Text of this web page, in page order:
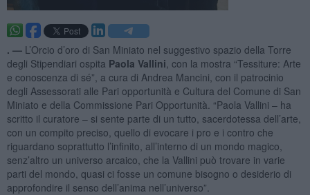
. — L’Orcio d’oro di San Miniato nel suggestivo spazio della Torre
degli Stipendiari ospita Paola Vallini , con la mostra “Tessiture: Arte
e conoscenza di sé”, a cura di Andrea Mancini, con il patrocinio
degli Assessorati alle Pari opportunità e Cultura del Comune di San
Miniato e della Commissione Pari Opportunità. “Paola Vallini – ha
scritto il curatore – si sente parte di un tutto, sacerdotessa dell’arte,
con un compito preciso, quello di evocare i pro e i contro che
riguardano soprattutto l’infinito, all’interno di un mondo magico,
senz’altro un universo arcaico, che la Vallini può trovare in varie
parti del mondo, quasi ci fosse un comune bisogno o desiderio di
approfondire il senso dell’anima nell’universo”.